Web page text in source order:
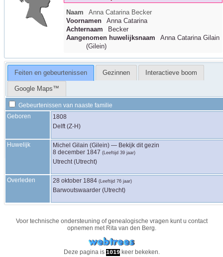
Naam Anna Catarina Becker
Voornamen
Anna Catarina
Achternaam
Becker
Aangenomen huwelijksnaam
Anna Catarina Gilain
(Gilein)
Feiten en gebeurtenissen Gezinnen Interactieve boom
Google Maps™
Gebeurtenissen van naaste familie
Geboren
1808
Delft (Z-H)
Huwelijk Michel Gilain (Gilein) — Bekijk dit gezin
8 december 1847 (Leeftijd 39 jaar)
Utrecht (Utrecht)
Overleden 28 oktober 1884 (Leeftijd 76 jaar)
Barwoutswaarder (Utrecht)
Voor technische ondersteuning of genealogische vragen kunt u contact
opnemen met Rita van den Berg.
Deze pagina is 1019keer bekeken.